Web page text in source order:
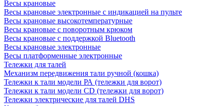
Весы крановые
Весы крановые электронные с индикацией на пульте
Весы крановые высокотемпературные
Весы крановые с поворотным крюком
Весы крановые с поддержкой Bluetooth
Весы крановые электронные
Весы платформенные электронные
Тележки для талей
Механизм передвижения тали ручной (кошка)
Тележки к тали модели РА (тележки для ворот)
Тележки к тали модели CD (тележки для ворот)
Тележки электрические для талей DHS